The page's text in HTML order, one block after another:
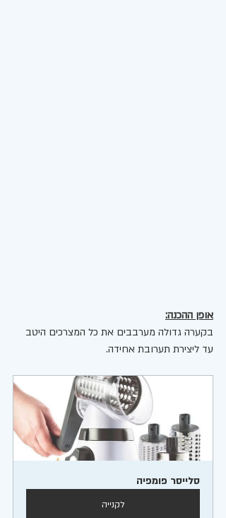
אופן ההכנה:
בקערה גדולה מערבבים את כל המצרכים היטב
עד ליצירת תערובת אחידה.
סלייסר פומפיה
לקנייה